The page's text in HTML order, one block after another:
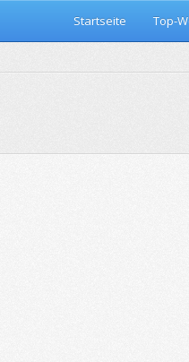
Startseite Top-